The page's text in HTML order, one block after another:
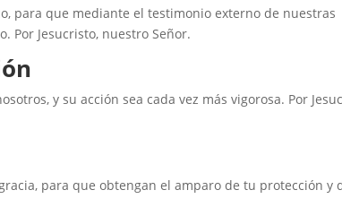
para que mediante el testimonio externo de nuestras
Por Jesucristo, nuestro Señor.
y su acción sea cada vez más vigorosa. Por
para que obtengan el amparo de tu protección y